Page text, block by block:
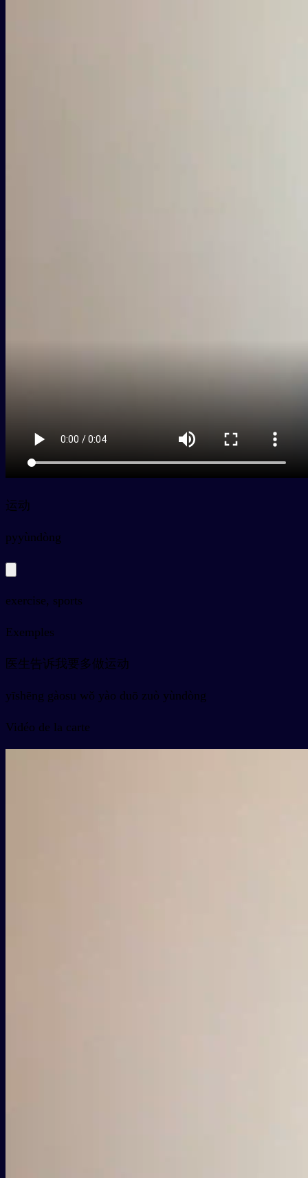
运动
pyyùndòng
exercise, sports
Exemples
医生告诉我要多做运动
yīshēng gàosu wǒ yào duō zuò yùndòng
Vidéo de la carte